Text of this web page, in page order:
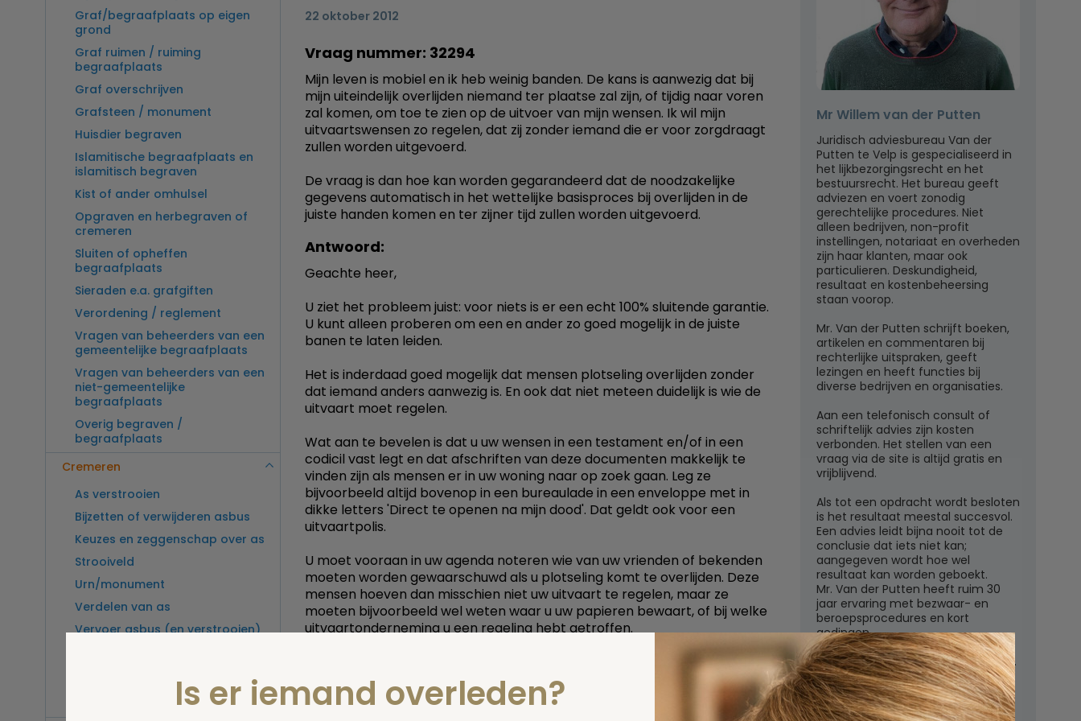
Graf/begraafplaats op eigen
grond
Graf ruimen / ruiming
begraafplaats
Graf overschrijven
Grafsteen / monument
Huisdier begraven
Islamitische begraafplaats en
islamitisch begraven
Kist of ander omhulsel
Opgraven en herbegraven of
cremeren
Sluiten of opheffen
begraafplaats
Sieraden e.a. grafgiften
Verordening / reglement
Vragen van beheerders van een
gemeentelijke begraafplaats
Vragen van beheerders van een
niet-gemeentelijke
begraafplaats
Overig begraven /
begraafplaats
Cremeren
As verstrooien
Bijzetten of verwijderen asbus
Keuzes en zeggenschap over as
Strooiveld
Urn/monument
Verdelen van as
Vervoer asbus (en verstrooien)
22 oktober 2012
Vraag nummer: 32294
Mijn leven is mobiel en ik heb weinig banden. De kans is aanwezig dat bij
mijn uiteindelijk overlijden niemand ter plaatse zal zijn, of tijdig naar voren
zal komen, om toe te zien op de uitvoer van mijn wensen. Ik wil mijn
uitvaartswensen zo regelen, dat zij zonder iemand die er voor zorgdraagt
zullen worden uitgevoerd.
De vraag is dan hoe kan worden gegarandeerd dat de noodzakelijke
gegevens automatisch in het wettelijke basisproces bij overlijden in de
juiste handen komen en ter zijner tijd zullen worden uitgevoerd.
Antwoord:
Geachte heer,
U ziet het probleem juist: voor niets is er een echt 100% sluitende garantie.
U kunt alleen proberen om een en ander zo goed mogelijk in de juiste
banen te laten leiden.
Het is inderdaad goed mogelijk dat mensen plotseling overlijden zonder
dat iemand anders aanwezig is. En ook dat niet meteen duidelijk is wie de
uitvaart moet regelen.
Wat aan te bevelen is dat u uw wensen in een testament en/of in een
codicil vast legt en dat afschriften van deze documenten makkelijk te
vinden zijn als mensen er in uw woning naar op zoek gaan. Leg ze
bijvoorbeeld altijd bovenop in een bureaulade in een enveloppe met in
dikke letters 'Direct te openen na mijn dood'. Dat geldt ook voor een
uitvaartpolis.
U moet vooraan in uw agenda noteren wie van uw vrienden of bekenden
moeten worden gewaarschuwd als u plotseling komt te overlijden. Deze
mensen hoeven dan misschien niet uw uitvaart te regelen, maar ze
moeten bijvoorbeeld wel weten waar u uw papieren bewaart, of bij welke
uitvaartonderneming u een regeling hebt getroffen.
Bij sommige uitvaartverzekeraars is het mogelijk om zodanige afspraken
te maken dat zij uw uitvaart uitvoeren, zonder dat er nog iemand aan te
pas hoeft te komen die er formeel zorg voor draagt. Dat is precies wat u
wilt. Toevallig had ik er vorige week een gesprekje over met de directie
Mr Willem van der Putten
Juridisch adviesbureau Van der
Putten te Velp is gespecialiseerd in
het lijkbezorgingsrecht en het
bestuursrecht. Het bureau geeft
adviezen en voert zonodig
gerechtelijke procedures. Niet
alleen bedrijven, non-profit
instellingen, notariaat en overheden
zijn haar klanten, maar ook
particulieren. Deskundigheid,
resultaat en kostenbeheersing
staan voorop.
Mr. Van der Putten schrijft boeken,
artikelen en commentaren bij
rechterlijke uitspraken, geeft
lezingen en heeft functies bij
diverse bedrijven en organisaties.
Aan een telefonisch consult of
schriftelijk advies zijn kosten
verbonden. Het stellen van een
vraag via de site is altijd gratis en
vrijblijvend.
Als tot een opdracht wordt besloten
is het resultaat meestal succesvol.
Een advies leidt bijna nooit tot de
conclusie dat iets niet kan;
aangegeven wordt hoe wel
resultaat kan worden geboekt.
Mr. Van der Putten heeft ruim 30
jaar ervaring met bezwaar- en
beroepsprocedures en kort
gedingen.
Juridisch adviesbureau mr. W.G.H.M.
van der Putten c.s.
Zutphensestraatweg 7
6881 WN Velp (Gld)
Is er iemand overleden?